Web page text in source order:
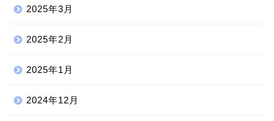
2025年3月
2025年2月
2025年1月
2024年12月